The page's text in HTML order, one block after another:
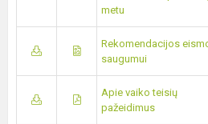
metu
Rekomendacijos
saugumui
Apie vaiko teisių
pažeidimus